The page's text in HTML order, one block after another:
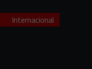
Internacional